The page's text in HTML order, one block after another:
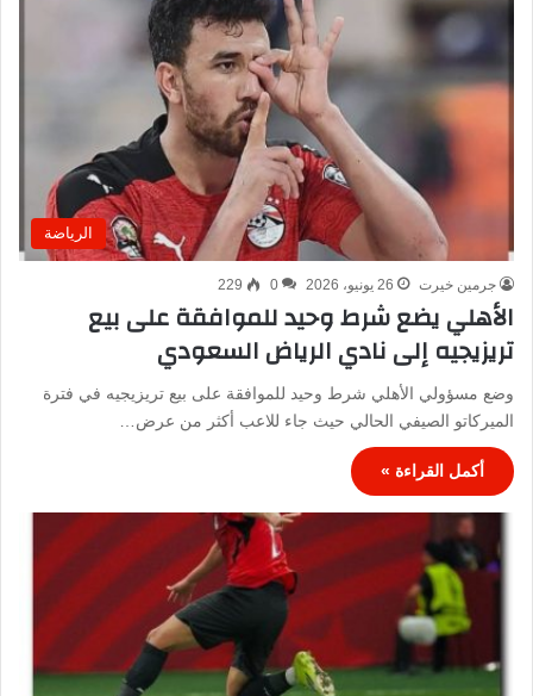
الرياضة
جرمين خيرت 26 يونيو، 2026 0
229
الأهلي يضع شرط وحيد للموافقة على بيع
تريزيجيه إلى نادي الرياض السعودي
وضع مسؤولي الأهلي شرط وحيد للموافقة على بيع تريزيجيه في فترة
الميركاتو الصيفي الحالي حيث جاء للاعب أكثر من عرض…
أكمل القراءة »